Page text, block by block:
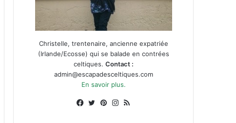
Christelle, trentenaire, ancienne expatriée
(Irlande/Ecosse) qui se balade en contrées
celtiques. Contact :
admin@escapadesceltiques.com
En savoir plus.
Facebook
X PinterestInstagram